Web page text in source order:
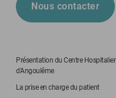
Nous contacter
Présentation du Centre Hospitalier
d'Angoulême
La prise en charge du patient